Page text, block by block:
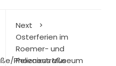
Phoenixstraße
Next
Osterferien im
Roemer- und
Pelizaeus Museum